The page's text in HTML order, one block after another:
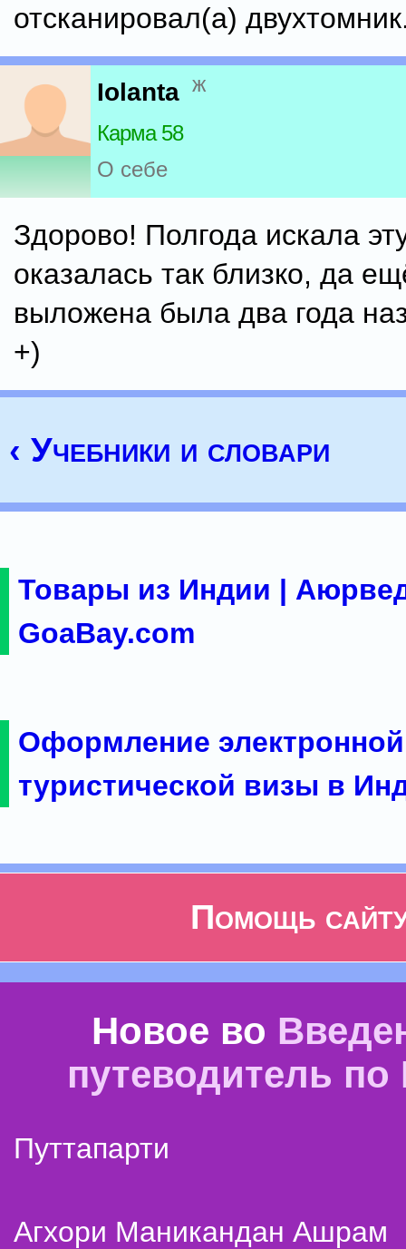
отсканировал(а)
Iolanta ж
Карма 58
О себе
Здорово! Полгода искала
оказалась так близко, да
выложена была два года
+)
‹ Учебники и словари
Товары из Индии |
GoaBay.com
Оформление электронной
туристической визы в
Помощь
Новое во
путеводитель
Путтапарти
Агхори Маникандан Ашрам